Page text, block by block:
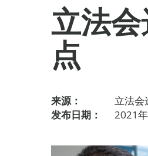
立法
点
来源：
立法会
发布日期：
2021